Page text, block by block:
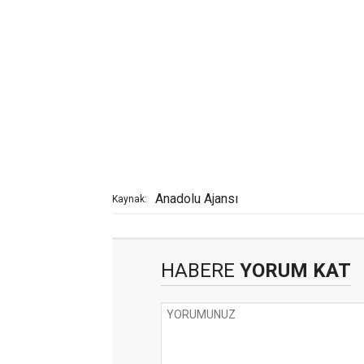
Kaynak: Anadolu Ajansı
HABERE YORUM KAT